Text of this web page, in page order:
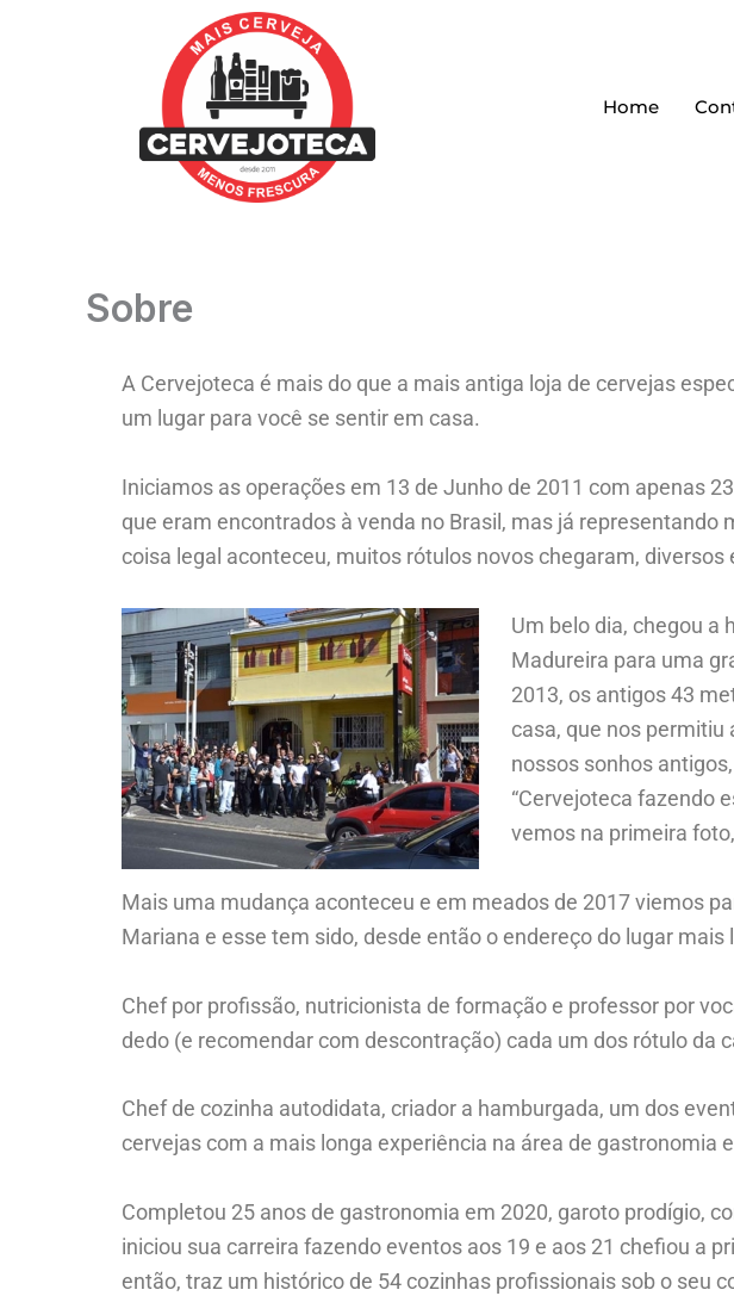
Home
Sobre
A Cervejoteca é mais do que a mais antiga loja de cervejas
um lugar para você se sentir em casa.
Iniciamos as operações em 13 de Junho de 2011 com apenas
que eram encontrados à venda no Brasil, mas já
coisa legal aconteceu, muitos rótulos novos chegaram,
Um belo dia, chegou a
Madureira para uma
2013, os antigos 43
casa, que nos permitiu
nossos sonhos
“Cervejoteca fazendo
vemos na primeira
Mais uma mudança aconteceu e em meados de 2017 viemos
Mariana e esse tem sido, desde então o endereço do lugar mais
Chef por profissão, nutricionista de formação e professor por
dedo (e recomendar com descontração) cada um dos rótulo da
Chef de cozinha autodidata, criador a hamburgada, um dos
cervejas com a mais longa experiência na área de gastronomia
Completou 25 anos de gastronomia em 2020, garoto prodígio,
iniciou sua carreira fazendo eventos aos 19 e aos 21 chefiou a
então, traz um histórico de 54 cozinhas profissionais sob o seu